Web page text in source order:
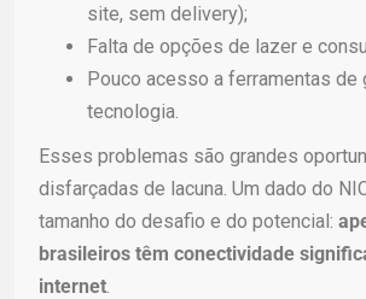
site, sem delivery);
Falta de opções de lazer e
Pouco acesso a ferramentas de
tecnologia.
Esses problemas são grandes
disfarçadas de lacuna. Um dado do
tamanho do desafio e do potencial:
brasileiros têm conectividade
internet